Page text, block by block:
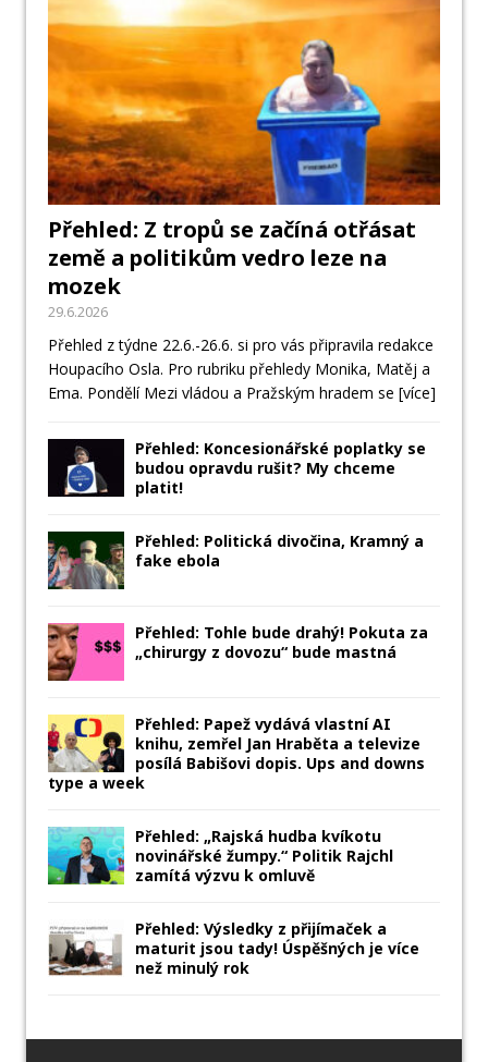
Přehled: Z tropů se začíná otřásat
země a politikům vedro leze na
mozek
29.6.2026
Přehled z týdne 22.6.-26.6. si pro vás připravila redakce
Houpacího Osla. Pro rubriku přehledy Monika, Matěj a
Ema. Pondělí Mezi vládou a Pražským hradem se [více]
Přehled: Koncesionářské poplatky se
budou opravdu rušit? My chceme
platit!
Přehled: Politická divočina, Kramný a
fake ebola
Přehled: Tohle bude drahý! Pokuta za
„chirurgy z dovozu“ bude mastná
Přehled: Papež vydává vlastní AI
knihu, zemřel Jan Hraběta a televize
posílá Babišovi dopis. Ups and downs
type a week
Přehled: „Rajská hudba kvíkotu
novinářské žumpy.“ Politik Rajchl
zamítá výzvu k omluvě
Přehled: Výsledky z přijímaček a
maturit jsou tady! Úspěšných je více
než minulý rok